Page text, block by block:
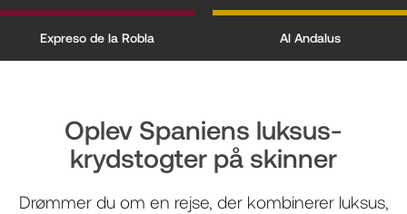
Expreso de la Robla Al Andalus
Oplev Spaniens luksus-
krydstogter på skinner
Drømmer du om en rejse, der kombinerer luksus,